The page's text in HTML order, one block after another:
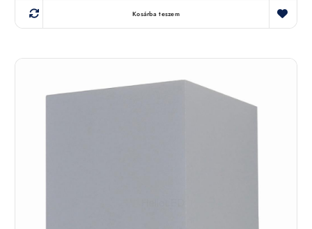
Kosárba teszem